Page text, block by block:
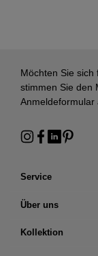
Service
Über uns
Kollektion
Möchten Sie sich
stimmen Sie den
Anmeldeformular